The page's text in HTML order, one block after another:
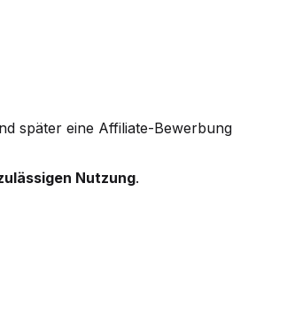
später eine Affiliate-Bewerbung
Nutzung.